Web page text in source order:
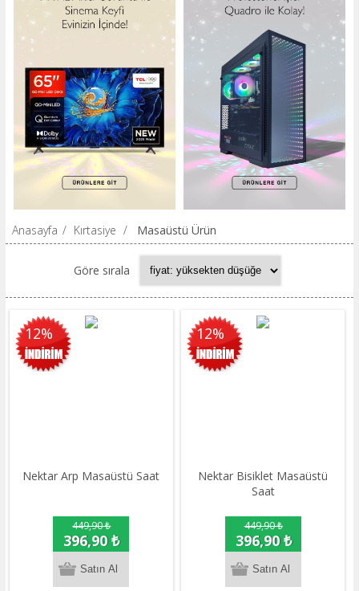
Anasayfa / Kırtasiye / Masaüstü Ürün
Göre sırala
12%
Nektar Arp Masaüstü Saat
449,90 ₺
396,90 ₺
12%
Nektar Bisiklet Masaüstü
Saat
449,90 ₺
396,90 ₺